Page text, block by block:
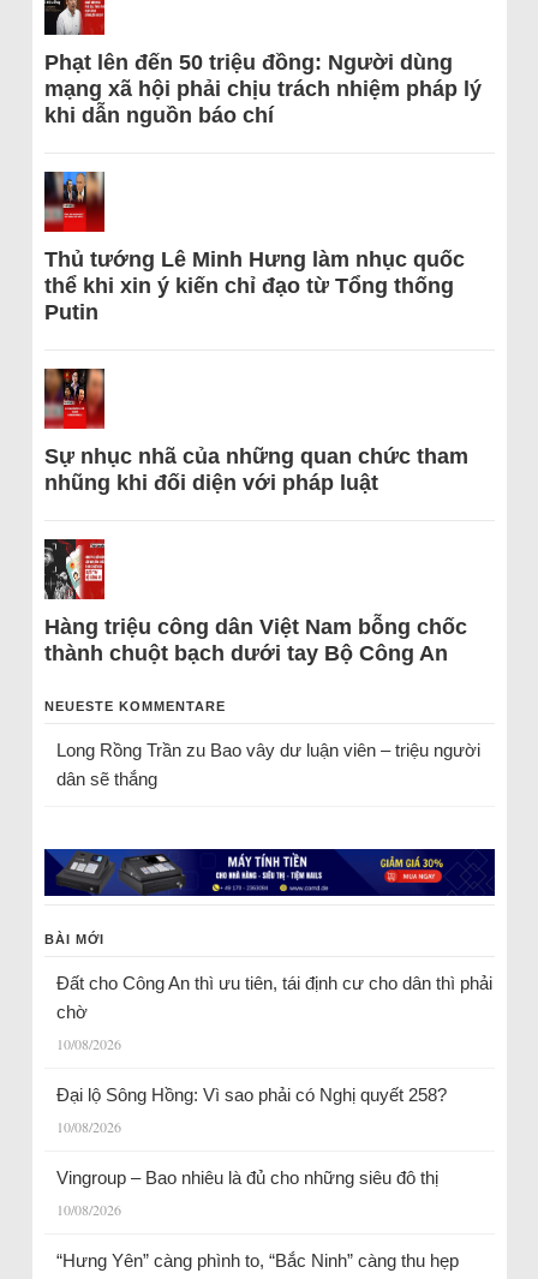
Phạt lên đến 50 triệu đồng: Người dùng
mạng xã hội phải chịu trách nhiệm pháp lý
khi dẫn nguồn báo chí
Thủ tướng Lê Minh Hưng làm nhục quốc
thể khi xin ý kiến chỉ đạo từ Tổng thống
Putin
Sự nhục nhã của những quan chức tham
nhũng khi đối diện với pháp luật
Hàng triệu công dân Việt Nam bỗng chốc
thành chuột bạch dưới tay Bộ Công An
NEUESTE KOMMENTARE
Long Rồng Trầnzu Bao vây dư luận viên – triệu người
dân sẽ thắng
BÀI MỚI
Đất cho Công An thì ưu tiên, tái định cư cho dân thì phải
chờ
10/08/2026
Đại lộ Sông Hồng: Vì sao phải có Nghị quyết 258?
10/08/2026
Vingroup – Bao nhiêu là đủ cho những siêu đô thị
10/08/2026
“Hưng Yên” càng phình to, “Bắc Ninh” càng thu hẹp